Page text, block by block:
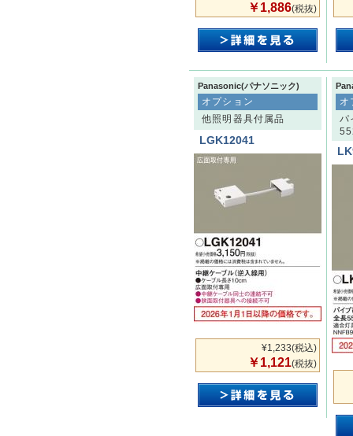
￥1,886(税抜)
Panasonic(パナソニック)
オプション
他照明器具付属品
LGK12041
¥1,233(税込)
￥1,121(税抜)
オ
パ